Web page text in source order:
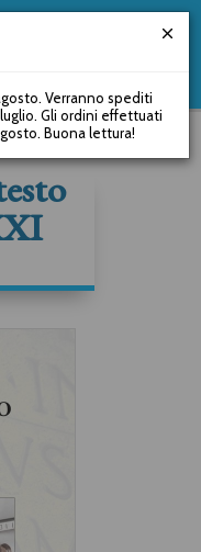
Verranno spediti
Gli ordini effettuati
Buona lettura!